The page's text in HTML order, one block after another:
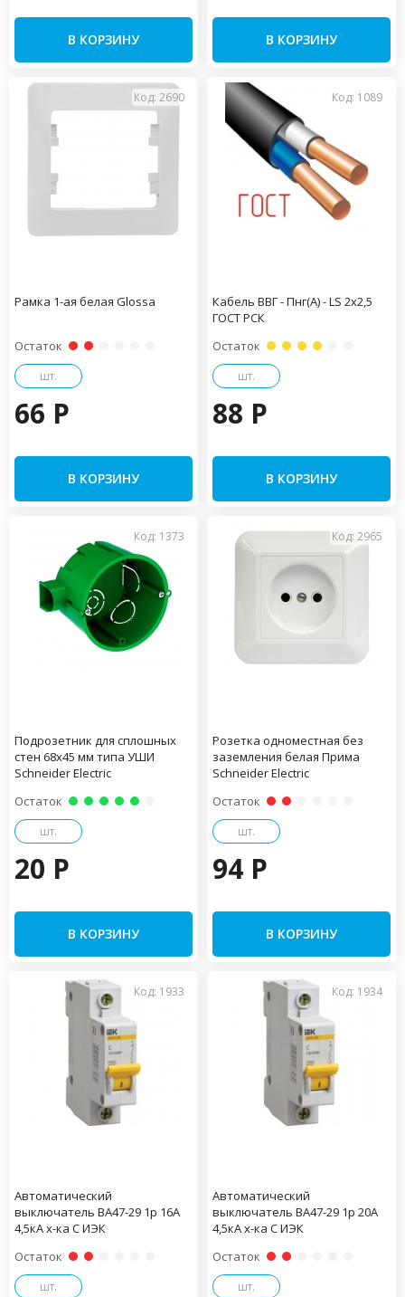
В КОРЗИНУ В КОРЗИНУ
Код: 2690
Рамка 1-ая белая Glossa
Остаток
шт.
66 P
В КОРЗИНУ
Код: 1089
Кабель ВВГ - Пнг(А) - LS 2х2,5
ГОСТ РСК
Остаток
шт.
88 P
В КОРЗИНУ
Код: 1373
Подрозетник для сплошных
стен 68х45 мм типа УШИ
Schneider Electric
Остаток
шт.
20 P
В КОРЗИНУ
Код: 2965
Розетка одноместная без
заземления белая Прима
Schneider Electric
Остаток
шт.
94 P
В КОРЗИНУ
Код: 1933
Автоматический
выключатель ВА47-29 1р 16А
4,5кА х-ка С ИЭК
Остаток
шт.
Код: 1934
Автоматический
выключатель ВА47-29 1р 20А
4,5кА х-ка С ИЭК
Остаток
шт.